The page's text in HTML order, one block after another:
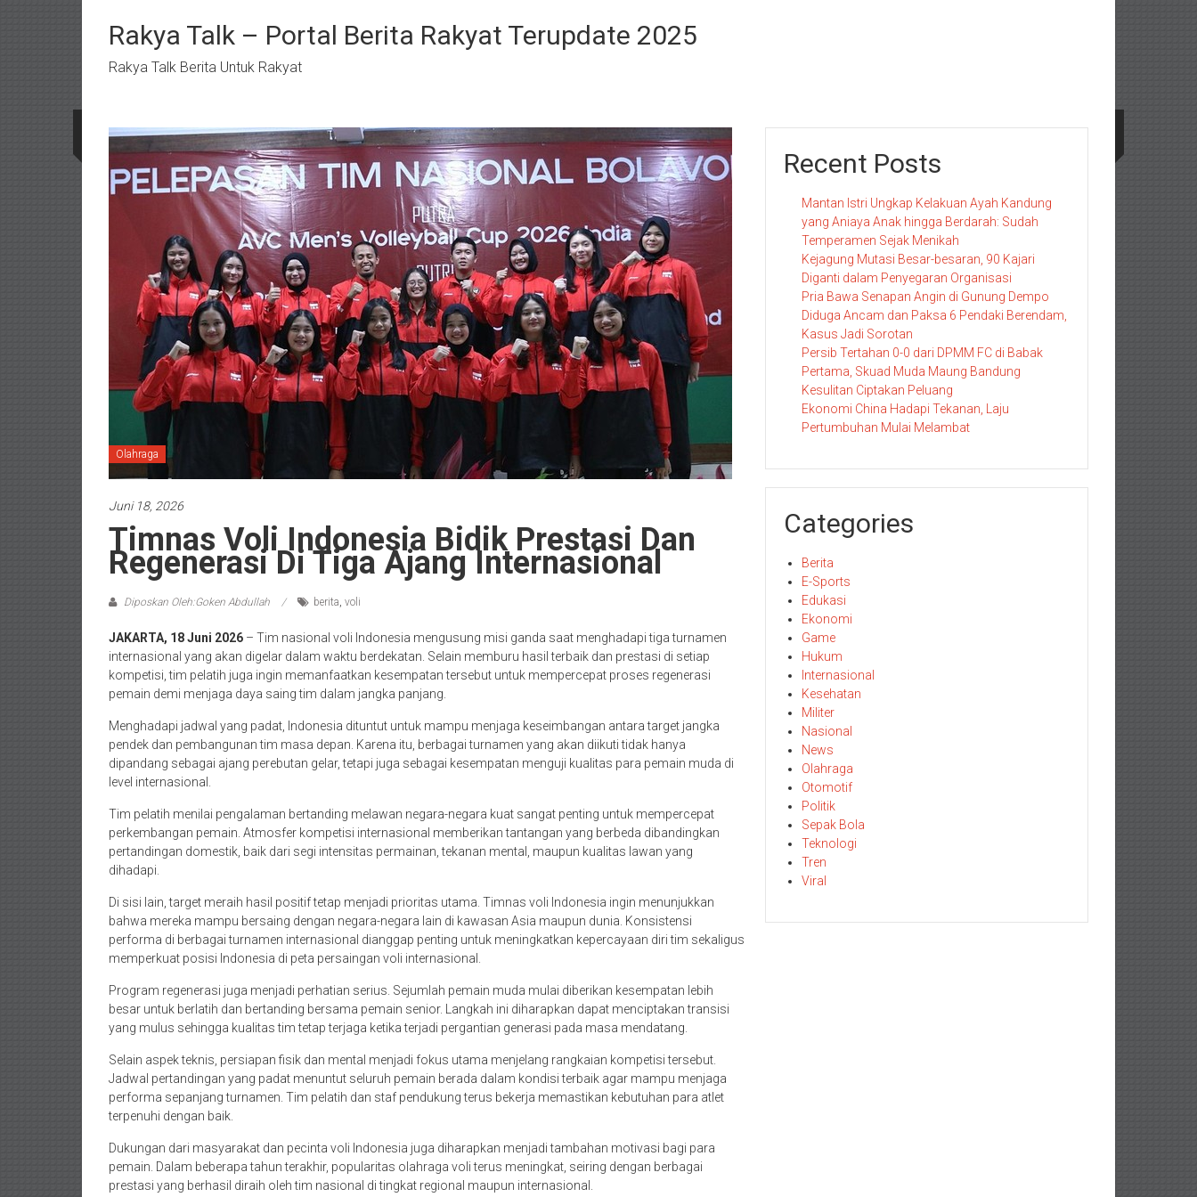
kontenRakya Talk – Portal Berita Rakyat Terupdate 2025
Rakya Talk Berita Untuk Rakyat
Olahraga
Juni 18, 2026
Timnas Voli Indonesia Bidik Prestasi Dan
Regenerasi Di Tiga Ajang Internasional
Diposkan Oleh:Goken Abdullah berita, voli
JAKARTA, 18 Juni 2026 – Tim nasional voli Indonesia mengusung misi ganda saat menghadapi tiga turnamen
internasional yang akan digelar dalam waktu berdekatan. Selain memburu hasil terbaik dan prestasi di setiap
kompetisi, tim pelatih juga ingin memanfaatkan kesempatan tersebut untuk mempercepat proses regenerasi
pemain demi menjaga daya saing tim dalam jangka panjang.
Menghadapi jadwal yang padat, Indonesia dituntut untuk mampu menjaga keseimbangan antara target jangka
pendek dan pembangunan tim masa depan. Karena itu, berbagai turnamen yang akan diikuti tidak hanya
dipandang sebagai ajang perebutan gelar, tetapi juga sebagai kesempatan menguji kualitas para pemain muda di
level internasional.
Tim pelatih menilai pengalaman bertanding melawan negara-negara kuat sangat penting untuk mempercepat
perkembangan pemain. Atmosfer kompetisi internasional memberikan tantangan yang berbeda dibandingkan
pertandingan domestik, baik dari segi intensitas permainan, tekanan mental, maupun kualitas lawan yang
dihadapi.
Di sisi lain, target meraih hasil positif tetap menjadi prioritas utama. Timnas voli Indonesia ingin menunjukkan
bahwa mereka mampu bersaing dengan negara-negara lain di kawasan Asia maupun dunia. Konsistensi
performa di berbagai turnamen internasional dianggap penting untuk meningkatkan kepercayaan diri tim sekaligus
memperkuat posisi Indonesia di peta persaingan voli internasional.
Program regenerasi juga menjadi perhatian serius. Sejumlah pemain muda mulai diberikan kesempatan lebih
besar untuk berlatih dan bertanding bersama pemain senior. Langkah ini diharapkan dapat menciptakan transisi
yang mulus sehingga kualitas tim tetap terjaga ketika terjadi pergantian generasi pada masa mendatang.
Selain aspek teknis, persiapan fisik dan mental menjadi fokus utama menjelang rangkaian kompetisi tersebut.
Jadwal pertandingan yang padat menuntut seluruh pemain berada dalam kondisi terbaik agar mampu menjaga
performa sepanjang turnamen. Tim pelatih dan staf pendukung terus bekerja memastikan kebutuhan para atlet
terpenuhi dengan baik.
Dukungan dari masyarakat dan pecinta voli Indonesia juga diharapkan menjadi tambahan motivasi bagi para
pemain. Dalam beberapa tahun terakhir, popularitas olahraga voli terus meningkat, seiring dengan berbagai
prestasi yang berhasil diraih oleh tim nasional di tingkat regional maupun internasional.
Recent Posts
Mantan Istri Ungkap Kelakuan Ayah Kandung
yang Aniaya Anak hingga Berdarah: Sudah
Temperamen Sejak Menikah
Kejagung Mutasi Besar-besaran, 90 Kajari
Diganti dalam Penyegaran Organisasi
Pria Bawa Senapan Angin di Gunung Dempo
Diduga Ancam dan Paksa 6 Pendaki Berendam,
Kasus Jadi Sorotan
Persib Tertahan 0-0 dari DPMM FC di Babak
Pertama, Skuad Muda Maung Bandung
Kesulitan Ciptakan Peluang
Ekonomi China Hadapi Tekanan, Laju
Pertumbuhan Mulai Melambat
Categories
Berita
E-Sports
Edukasi
Ekonomi
Game
Hukum
Internasional
Kesehatan
Militer
Nasional
News
Olahraga
Otomotif
Politik
Sepak Bola
Teknologi
Tren
Viral